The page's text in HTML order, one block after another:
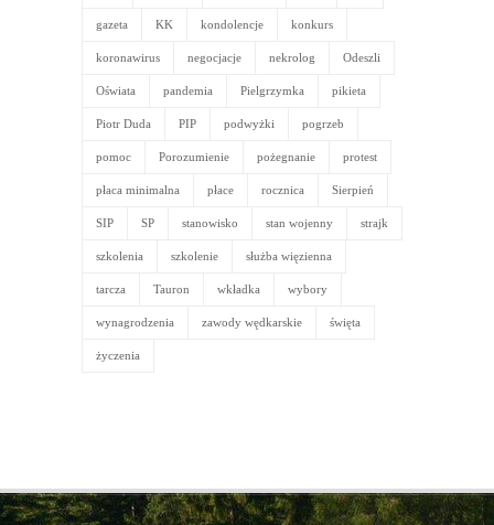
gazeta KK kondolencje konkurs
koronawirus negocjacje nekrolog Odeszli
Oświata pandemia Pielgrzymka pikieta
Piotr Duda PIP podwyżki pogrzeb
pomoc Porozumienie pożegnanie protest
płaca minimalna płace rocznica Sierpień
SIP SP stanowisko stan wojenny strajk
szkolenia szkolenie służba więzienna
tarcza Tauron wkładka wybory
wynagrodzenia zawody wędkarskie święta
życzenia